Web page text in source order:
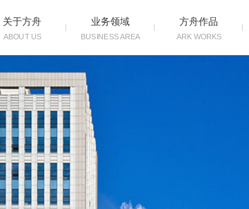
关于方舟
ABOUT US
业务领域
BUSINESS AREA
方舟作品
ARK WORKS